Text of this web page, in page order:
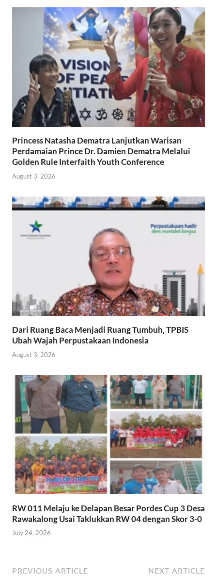
Princess Natasha Dematra Lanjutkan Warisan
Perdamaian Prince Dr. Damien Dematra Melalui
Golden Rule Interfaith Youth Conference
August 3, 2026
Dari Ruang Baca Menjadi Ruang Tumbuh, TPBIS
Ubah Wajah Perpustakaan Indonesia
August 3, 2026
RW 011 Melaju ke Delapan Besar Pordes Cup 3 Desa
Rawakalong Usai Taklukkan RW 04 dengan Skor 3-0
July 24, 2026
PREVIOUS ARTICLE NEXT ARTICLE